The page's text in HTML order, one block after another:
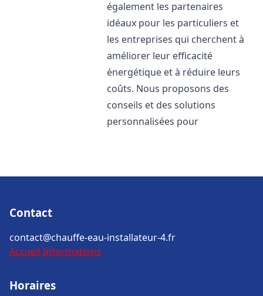
également les partenaires
idéaux pour les particuliers et
les entreprises qui cherchent à
améliorer leur efficacité
énergétique et à réduire leurs
coûts. Nous proposons des
conseils et des solutions
personnalisées pour
Contact
contact@chauffe-eau-installateur-4.fr
Accueil Informations
Horaires